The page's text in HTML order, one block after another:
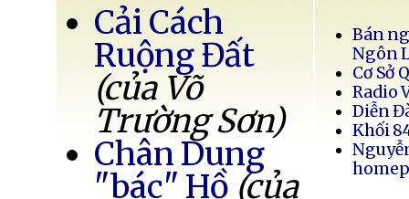
Cải Cách
Ruộng Đất
(của Võ
Trường Sơn)
Chân Dung
"bác" Hồ (của
Bán
Ngôn
Cơ Sở
Radio
Diễn
Khối